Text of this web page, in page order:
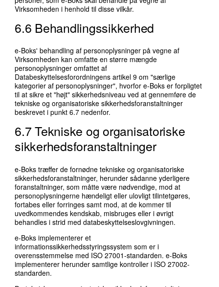
Virksomheden i henhold til disse vilkår.
6.6 Behandlingssikkerhed
e-Boks' behandling af personoplysninger på vegne af
Virksomheden kan omfatte en større mængde
personoplysninger omfattet af
Databeskyttelsesforordningens artikel 9 om "særlige
kategorier af personoplysninger", hvorfor e-Boks er forpligtet
til at sikre et "højt" sikkerhedsniveau ved at gennemføre de
tekniske og organisatoriske sikkerhedsforanstaltninger
beskrevet i punkt 6.7 nedenfor.
6.7 Tekniske og organisatoriske
sikkerhedsforanstaltninger
e-Boks træffer de fornødne tekniske og organisatoriske
sikkerhedsforanstaltninger, herunder sådanne yderligere
foranstaltninger, som måtte være nødvendige, mod at
personoplysningerne hændeligt eller ulovligt tilintetgøres,
fortabes eller forringes samt mod, at de kommer til
uvedkommendes kendskab, misbruges eller i øvrigt
behandles i strid med databeskyttelseslovgivningen.
e-Boks implementerer et
informationssikkerhedsstyringssystem som er i
overensstemmelse med ISO 27001-standarden. e-Boks
implementerer herunder samtlige kontroller i ISO 27002-
standarden.